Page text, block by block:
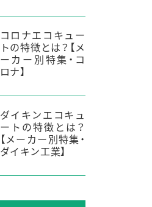
コロナエコキュー
トの特徴とは？【メ
ーカー別特集・コ
ロナ】
ダイキンエコキュ
ートの特徴とは？
【メーカー別特集・
ダイキン工業】